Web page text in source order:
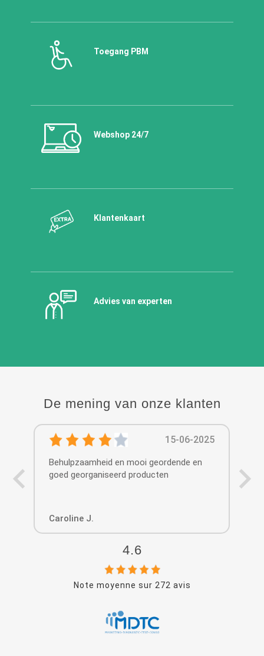
Toegang PBM
Webshop 24/7
Klantenkaart
Advies van experten
De mening van onze klanten
15-06-2025
Behulpzaamheid en mooi geordende en
goed georganiseerd producten
Caroline J.
4.6
Note moyenne sur 272 avis